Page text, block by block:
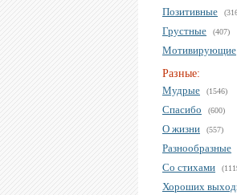
Позитивные
Грустные (407)
Мотивирующие
Разные:
Мудрые
(1546)
Спасибо (600)
О жизни (557)
Разнообразные
Со стихами
Хороших